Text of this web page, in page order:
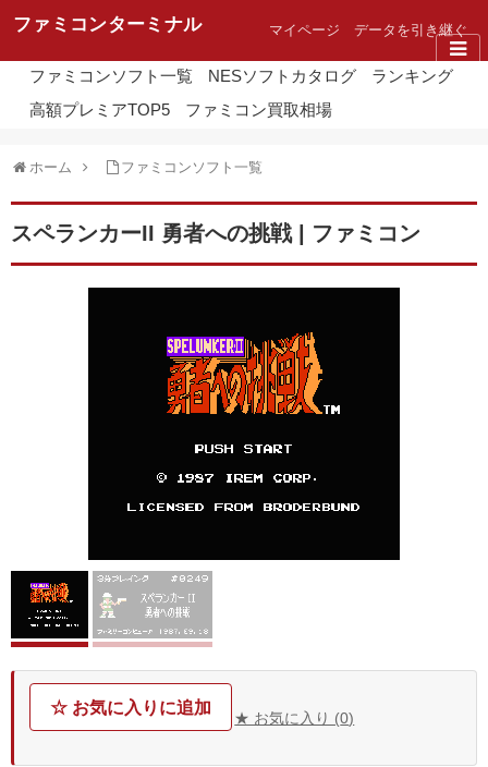
ファミコンターミナル マイページ データを引き継ぐ
ファミコンソフト一覧 NESソフトカタログ
ランキング
高額プレミアTOP5
ファミコン買取相場
ホーム ファミコンソフト一覧
スペランカーII 勇者への挑戦 | ファミコン
☆ お気に入りに追加
★ お気に入り (0)